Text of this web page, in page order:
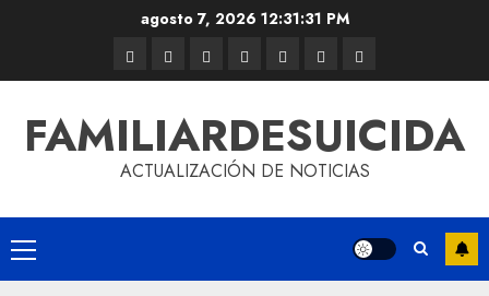
agosto 7, 2026 12:31:31 PM
FAMILIARDESUICIDA
ACTUALIZACIÓN DE NOTICIAS